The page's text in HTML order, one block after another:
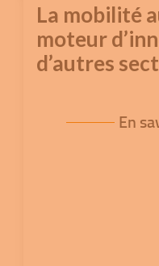
La mobilité
moteur
d’autres
En